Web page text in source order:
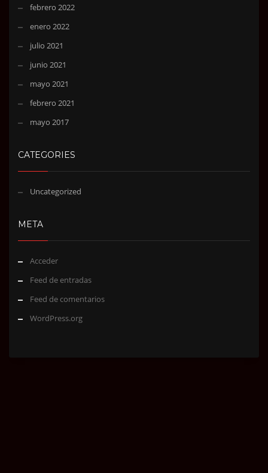
febrero 2022
enero 2022
julio 2021
junio 2021
mayo 2021
febrero 2021
mayo 2017
CATEGORIES
Uncategorized
META
Acceder
Feed de entradas
Feed de comentarios
WordPress.org